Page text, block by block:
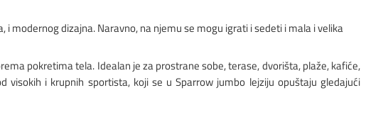
modernog dizajna. Naravno, na njemu se mogu igrati i sedeti i mala i velika
pokretima tela. Idealan je za prostrane sobe, terase, dvorišta, plaže, kafiće,
visokih i krupnih sportista, koji se u Sparrow jumbo lejziju opuštaju gledajući